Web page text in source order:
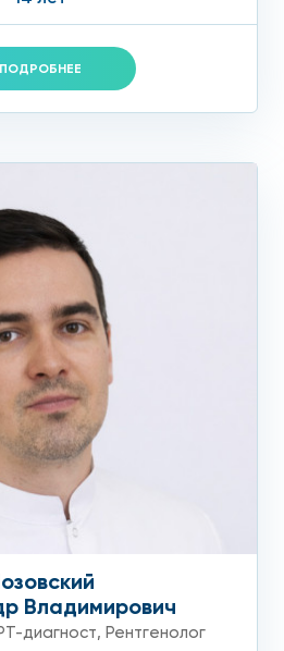
ПОДРОБНЕЕ
Владимирович
диагност, Рентгенолог